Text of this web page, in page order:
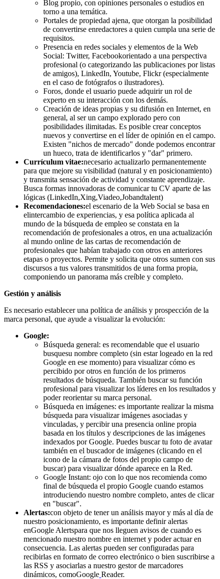
Blog propio, con opiniones personales o estudios en
torno a una temática.
Portales de propiedad ajena, que otorgan la posibilidad
de convertirse enredactores a quien cumpla una serie de
requisitos.
Presencia en redes sociales y elementos de la Web
Social: Twitter, Facebookorientado a una perspectiva
profesional (o categorizando las publicaciones por listas
de amigos), LinkedIn, Youtube, Flickr (especialmente
en el caso de fotógrafos o ilustradores).
Foros, donde el usuario puede adquirir un rol de
experto en su interacción con los demás.
Creación de ideas propias y su difusión en Internet, en
general, al ser un campo explorado pero con
posibilidades ilimitadas. Es posible crear conceptos
nuevos y convertirse en el líder de opinión en el campo.
Existen "nichos de mercado" donde podemos encontrar
un hueco, trata de identificarlos y "dar" primero.
Currículum vitae:necesario actualizarlo permanentemente
para que mejore su visibilidad (natural y en posicionamiento)
y transmita sensación de actividad y constante aprendizaje.
Busca formas innovadoras de comunicar tu CV aparte de las
lógicas (LinkedIn,Xing,Viadeo,Jobandtalent)
Recomendaciones:el escenario de la Web Social se basa en
elintercambio de experiencias, y esa política aplicada al
mundo de la búsqueda de empleo se constata en la
recomendación de profesionales a otros, en una actualización
al mundo online de las cartas de recomendación de
profesionales que habían trabajado con otros en anteriores
etapas o proyectos. Permite y solicita que otros sumen con sus
discursos a tus valores transmitidos de una forma propia,
componiendo un panorama más creíble y completo.
Gestión y análisis
Es necesario establecer una política de análisis y prospección de la
marca personal, que ayude a visualizar la evolución:
Google:
Búsqueda general: es recomendable que el usuario
busquesu nombre completo (sin estar logeado en la red
Google en ese momento) para visualizar cómo es
percibido por otros en función de los primeros
resultados de búsqueda. También buscar su función
profesional para visualizar los líderes en los resultados y
poder reorientar su marca personal.
Búsqueda en imágenes: es importante realizar la misma
búsqueda para visualizar imágenes asociadas y
vinculadas, y percibir una presencia online propia
basada en los títulos y descripciones de las imágenes
indexados por Google. Puedes buscar tu foto de avatar
también en el buscador de imágenes (clicando en el
icono de la cámara de fotos del propio campo de
buscar) para visualizar dónde aparece en la Red.
Google Instant: ojo con lo que nos recomienda como
final de búsqueda el propio Google cuando estamos
introduciendo nuestro nombre completo, antes de clicar
en "buscar".
Alertas:con objeto de tener un análisis mayor y más al día de
nuestro posicionamiento, es importante definir alertas
enGoogle Alertspara que nos lleguen avisos de cuando es
mencionado nuestro nombre en internet y poder actuar en
consecuencia. Las alertas pueden ser configuradas para
recibirlas en formato de correo electrónico o bien suscribirse a
las RSS y asociarlas a nuestro gestor de marcadores
dinámicos, comoGoogle Reader.